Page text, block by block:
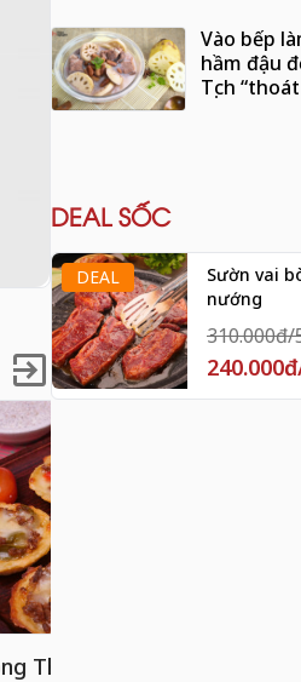
Thức Bánh Tart Khoai Tây
Vào bếp
hầm đậu
Tịch
DEAL SỐC
DEAL
Sườn vai
nướng
310.000đ/